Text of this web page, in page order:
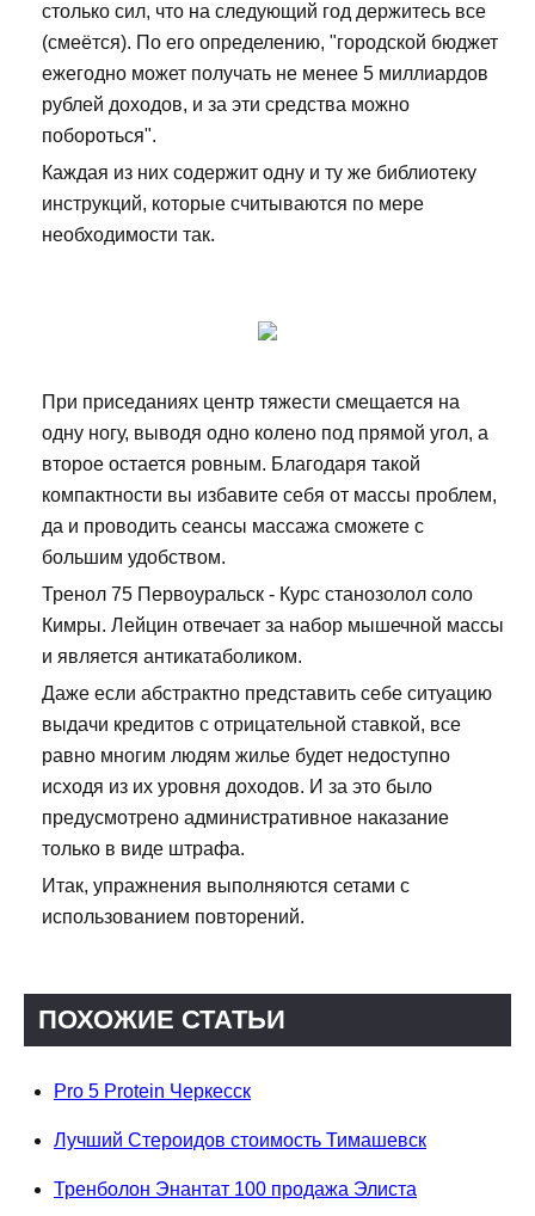
столько сил, что на следующий год держитесь все
(смеётся). По его определению, "городской бюджет
ежегодно может получать не менее 5 миллиардов
рублей доходов, и за эти средства можно
побороться".
Каждая из них содержит одну и ту же библиотеку
инструкций, которые считываются по мере
необходимости так.
При приседаниях центр тяжести смещается на
одну ногу, выводя одно колено под прямой угол, а
второе остается ровным. Благодаря такой
компактности вы избавите себя от массы проблем,
да и проводить сеансы массажа сможете с
большим удобством.
Тренол 75 Первоуральск - Курс станозолол соло
Кимры. Лейцин отвечает за набор мышечной массы
и является антикатаболиком.
Даже если абстрактно представить себе ситуацию
выдачи кредитов с отрицательной ставкой, все
равно многим людям жилье будет недоступно
исходя из их уровня доходов. И за это было
предусмотрено административное наказание
только в виде штрафа.
Итак, упражнения выполняются сетами с
использованием повторений.
ПОХОЖИЕ СТАТЬИ
Pro 5 Protein Черкесск
Лучший Стероидов стоимость Тимашевск
Тренболон Энантат 100 продажа Элиста